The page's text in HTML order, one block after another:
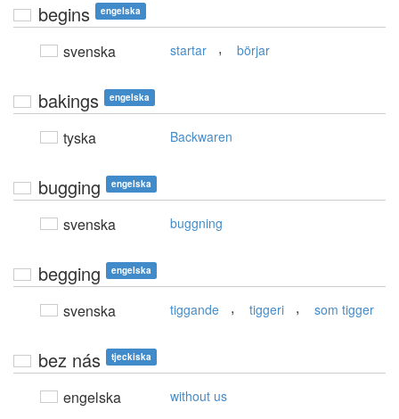
begins engelska
svenska startar , börjar
bakings engelska
tyska Backwaren
bugging engelska
svenska buggning
begging engelska
svenska tiggande , tiggeri , som tigger
bez nás tjeckiska
engelska without us